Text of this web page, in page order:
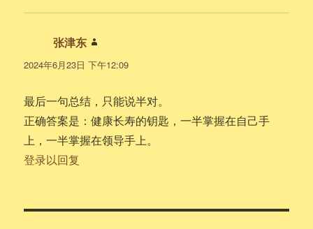
张津东
道：
2024年6月23日 下午12:09
最后一句总结，只能说半对。
正确答案是：健康长寿的钥匙，一半掌握在自己手
上，一半掌握在领导手上。
登录以回复